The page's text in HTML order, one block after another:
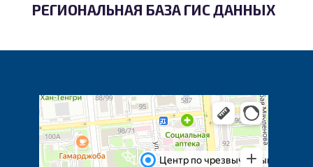
РЕГИОНАЛЬНАЯ БАЗА ГИС ДАННЫХ